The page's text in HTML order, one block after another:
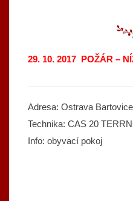
29. 10. 2017 POŽÁR –
Adresa: Ostrava Bartovice
Technika: CAS 20
Info: obyvací pokoj